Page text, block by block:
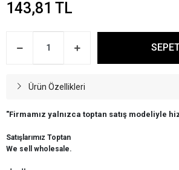
143,81 TL
Ürün Özellikleri
"Firmamız yalnızca toptan satış modeliyle
Satışlarımız Toptan
We sell wholesale.